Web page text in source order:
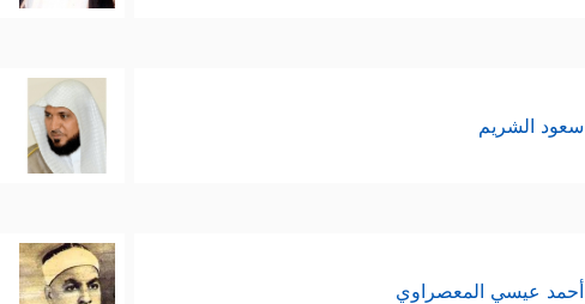
سعود الشريم
أحمد عيسي المعصراوي